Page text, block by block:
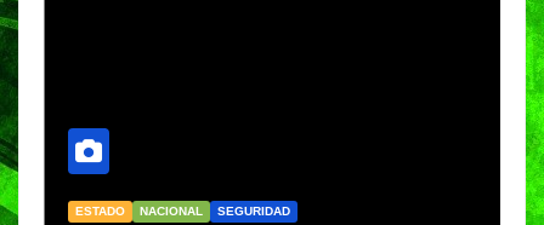
ESTADO NACIONAL SEGURIDAD